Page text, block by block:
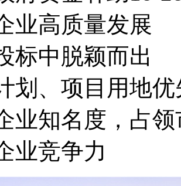
业高质量发展
标中脱颖而出
划、项目用地
业知名度，占
业竞争力